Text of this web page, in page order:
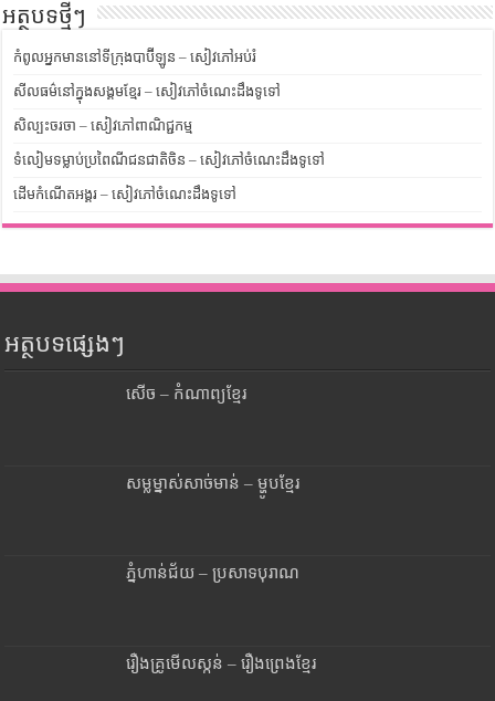
អត្ថបទថ្មីៗ
កំពូលអ្នកមាននៅទីក្រុងបាប៊ីឡូន – សៀវភៅអប់រំ
សីលធម៌នៅក្នុងសង្គមខ្មែរ – សៀវភៅចំណេះដឹងទូទៅ
សិល្បះចរចា – សៀវភៅពាណិជ្ជកម្ម
ទំលៀមទម្លាប់ប្រពៃណីជនជាតិចិន – សៀវភៅចំណេះដឹងទូទៅ
ដើមកំណើតអង្គរ – សៀវភៅចំណេះដឹងទូទៅ
អត្ថបទផ្សេងៗ
សើច – កំណាព្យខ្មែរ
សម្លម្នាស់សាច់មាន់ – ម្ហូបខ្មែរ
ភ្នំហាន់ជ័យ – ប្រសាទបុរាណ
រឿងគ្រូមើលស្កន់ – រឿងព្រេងខ្មែរ